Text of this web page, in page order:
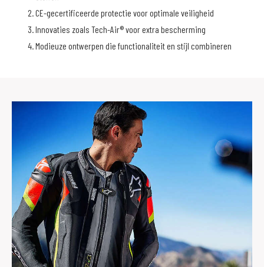
CE-gecertificeerde protectie voor optimale veiligheid
Innovaties zoals Tech-Air® voor extra bescherming
Modieuze ontwerpen die functionaliteit en stijl combineren